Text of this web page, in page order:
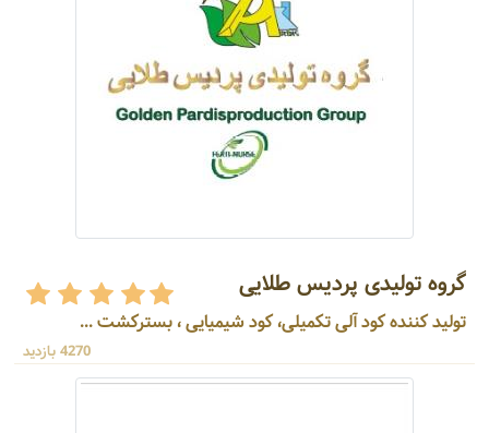
گروه تولیدی پردیس طلایی
تولید کننده کود آلی تکمیلی، کود شیمیایی ، بسترکشت ...
4270 بازدید